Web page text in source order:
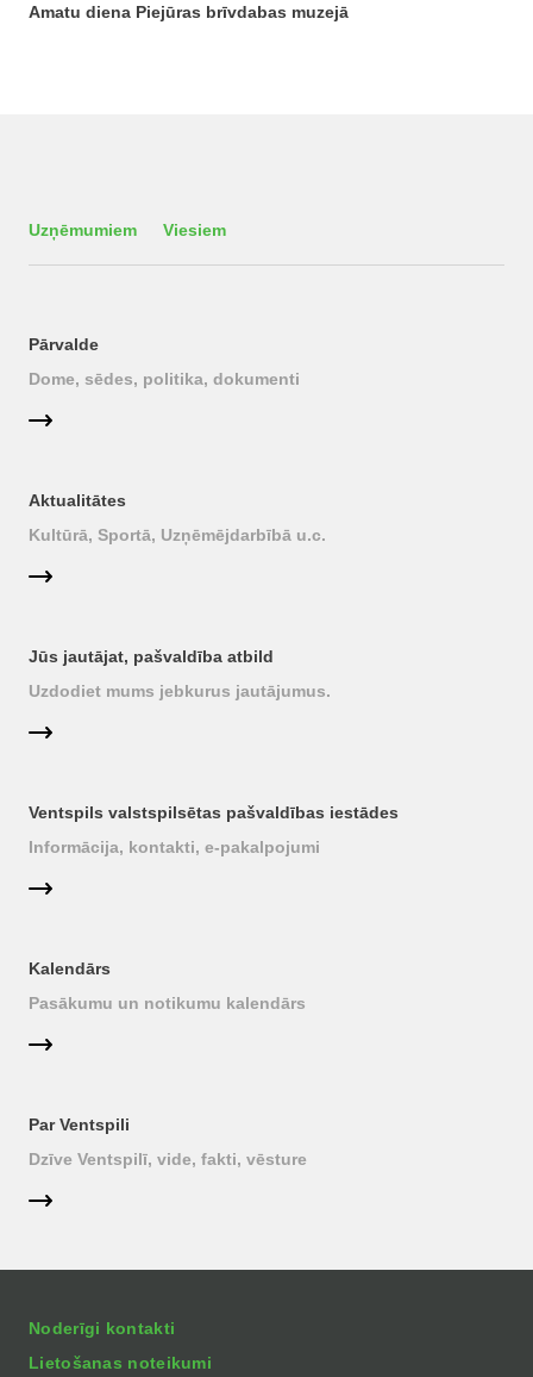
Amatu diena Piejūras brīvdabas muzejā
Uzņēmumiem Viesiem
Pārvalde
Dome, sēdes, politika, dokumenti
Aktualitātes
Kultūrā, Sportā, Uzņēmējdarbībā u.c.
Jūs jautājat, pašvaldība atbild
Uzdodiet mums jebkurus jautājumus.
Ventspils valstspilsētas pašvaldības iestādes
Informācija, kontakti, e-pakalpojumi
Kalendārs
Pasākumu un notikumu kalendārs
Par Ventspili
Dzīve Ventspilī, vide, fakti, vēsture
Noderīgi kontakti
Lietošanas noteikumi